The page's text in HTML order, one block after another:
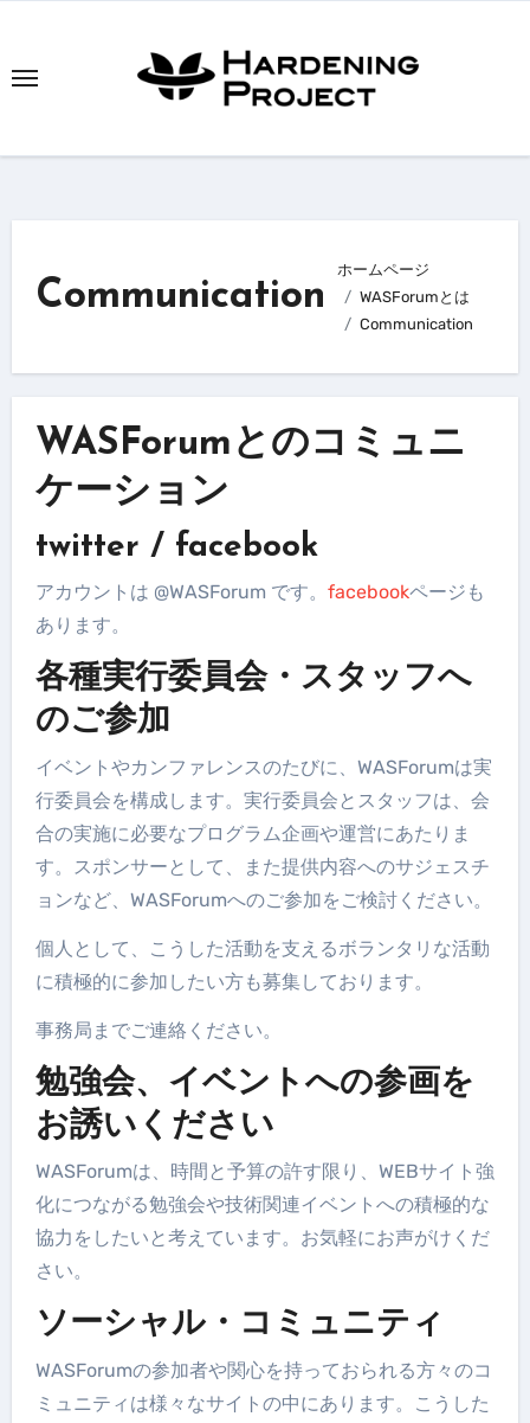
を
Communication
ホームページ
WASForumとは
Communication
WASForumとのコミュニ
ケーション
twitter / facebook
アカウントは @WASForum です。 facebookページも
あります。
各種実行委員会・スタッフへ
のご参加
イベントやカンファレンスのたびに、WASForumは実
行委員会を構成します。実行委員会とスタッフは、会
合の実施に必要なプログラム企画や運営にあたりま
す。スポンサーとして、また提供内容へのサジェスチ
ョンなど、WASForumへのご参加をご検討ください。
個人として、こうした活動を支えるボランタリな活動
に積極的に参加したい方も募集しております。
事務局までご連絡ください。
勉強会、イベントへの参画を
お誘いください
WASForumは、時間と予算の許す限り、WEBサイト強
化につながる勉強会や技術関連イベントへの積極的な
協力をしたいと考えています。お気軽にお声がけくだ
さい。
ソーシャル・コミュニティ
WASForumの参加者や関心を持っておられる方々のコ
ミュニティは様々なサイトの中にあります。こうした